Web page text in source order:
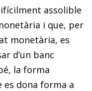
assolible
i que, per
monetària, es
d’un banc
la forma
dona forma a